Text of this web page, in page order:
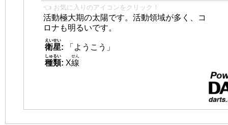
👈 お気に入りのアイコンをクリック！
活動極大期の太陽です。活動領域が多く、コ
ロナも明るいです。
衛星
えいせい
:
「ようこう」
種類
しゅるい
: X線
せん